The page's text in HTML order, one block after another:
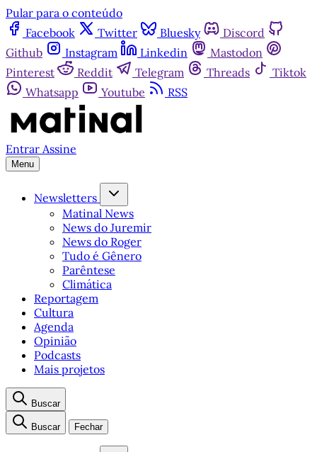
Pular para o conteúdo
Facebook
Twitter Bluesky
Discord
Github
Instagram Linkedin
Mastodon
Pinterest
Reddit Telegram Threads
Tiktok
Whatsapp
Youtube RSS
Entrar Assine
Menu
Newsletters
Matinal News
News do Juremir
News do Roger
Tudo é Gênero
Parêntese
Climática
Reportagem
Cultura
Agenda
Opinião
Podcasts
Mais projetos
Buscar
Buscar Fechar